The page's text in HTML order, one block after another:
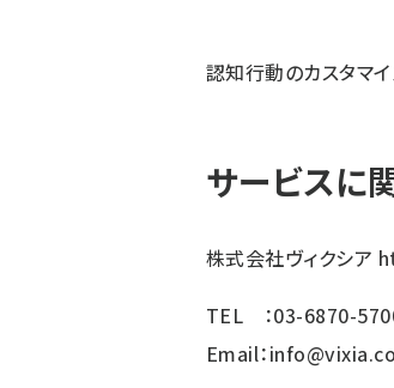
認知行動のカスタマ
サービスに
株式会社ヴィクシア
TEL ：03-6870-
Email：